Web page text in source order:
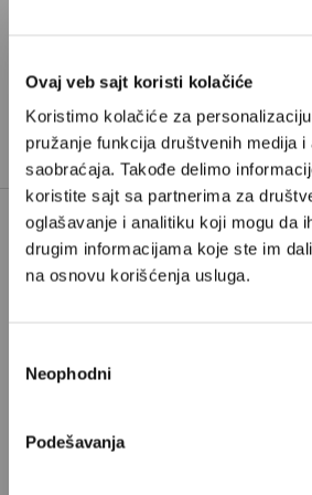
Ovaj veb sajt koristi kolačiće
Koristimo kolačiće za
pružanje funkcija društvenih medija i
saobraćaja. Takođe delimo
koristite sajt sa partnerima za
oglašavanje i analitiku koji mogu da
drugim informacijama koje ste im
na osnovu korišćenja usluga.
сагласности
Neophodni
Podešavanja
Već imate nalog?
Veljko Miladinovićje izvršni
TAGOVI:
ALEKSANDAR